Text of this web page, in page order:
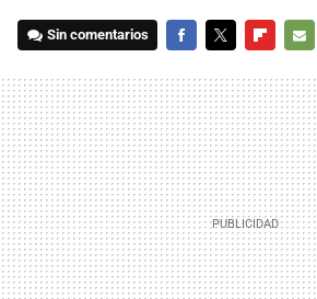
Sin comentarios
MAIL